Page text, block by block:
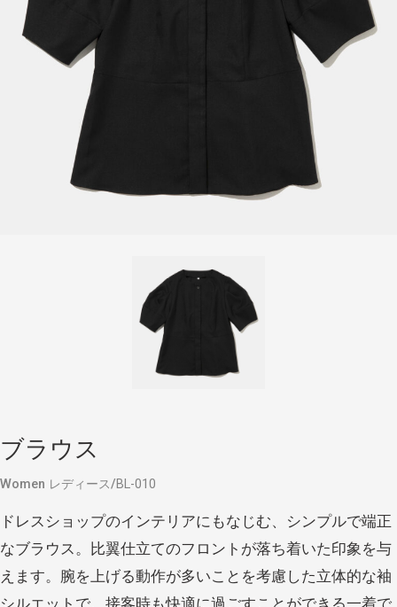
ブラウス
Women レディース BL-010
ドレスショップのインテリアにもなじむ、シンプルで端正
なブラウス。比翼仕立てのフロントが落ち着いた印象を与
えます。腕を上げる動作が多いことを考慮した立体的な袖